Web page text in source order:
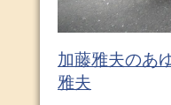
加藤雅夫のあ
雅夫